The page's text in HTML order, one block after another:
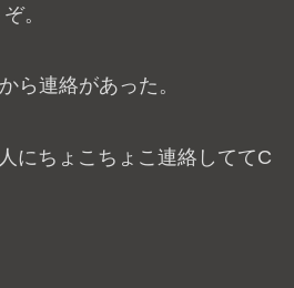
。
ら連絡があった。
にちょこちょこ連絡しててC